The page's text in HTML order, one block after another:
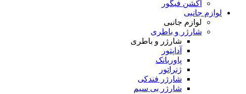
اکشن فیگور
لوازم جانبی
لوازم جانبی
شارژر و باطری
شارژر و باطری
آداپتور
پاوربانک
ژنراتور
شارژر فندکی
شارژر بی سیم